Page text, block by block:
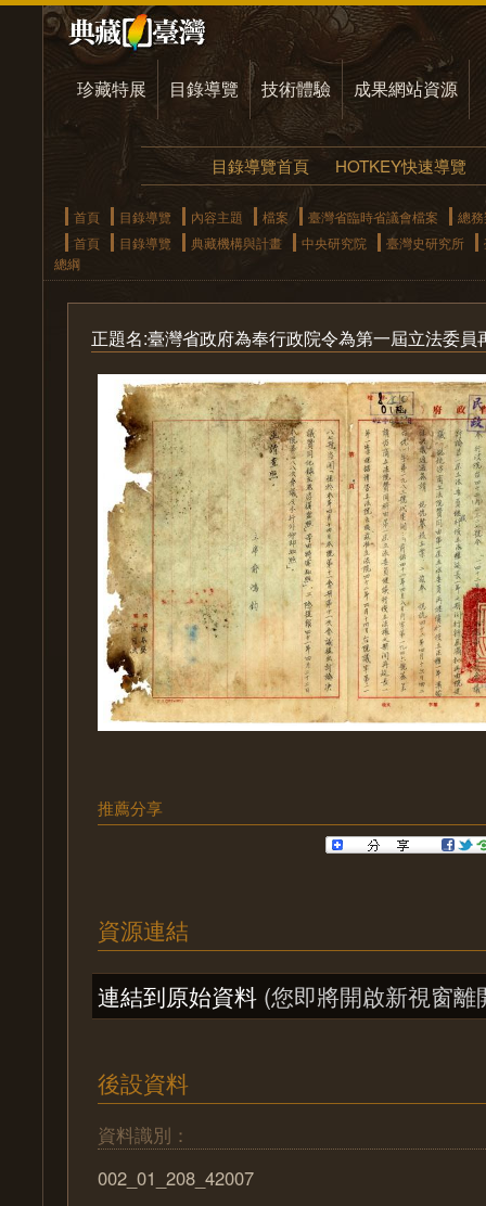
珍藏特展 目錄導覽 技術體驗 成果網站資源
目錄導覽首頁 HOTKEY快速導覽
首頁 目錄導覽 內容主題 檔案 臺灣省臨時省議會檔案
總
首頁
目錄導覽 典藏機構與計畫 中央研究院 臺灣史研究所
總綱
正題名:臺灣省政府為奉行政院令為第一屆立法委員
推薦分享
資源連結
連結到原始資料 (您即將開啟新視窗離
後設資料
資料識別：
002_01_208_42007